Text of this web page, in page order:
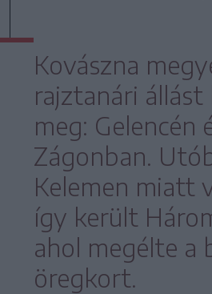
Kovászna
rajztanári
meg: Gelencén
Zágonban.
Kelemen miatt
így került
ahol megélte a
öregkort.